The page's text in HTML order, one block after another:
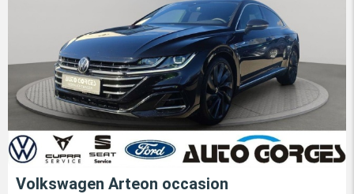
Volkswagen Arteon occasion